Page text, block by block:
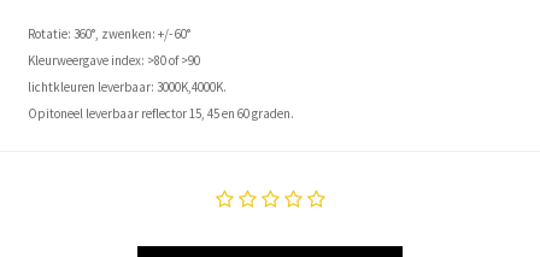
Rotatie: 360°, zwenken: +/- 60°
Kleurweergave index: >80 of >90
lichtkleuren leverbaar: 3000K,4000K.
Opitoneel leverbaar reflector 15, 45 en 60 graden.